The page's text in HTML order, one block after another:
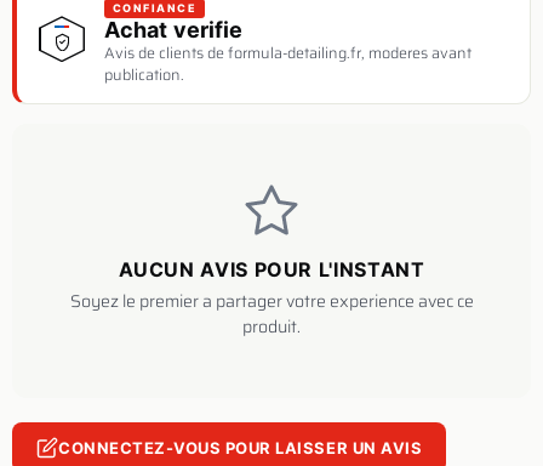
CONFIANCE
Achat verifie
Avis de clients de formula-detailing.fr, moderes avant
publication.
AUCUN AVIS POUR L'INSTANT
Soyez le premier a partager votre experience avec ce
produit.
CONNECTEZ-VOUS POUR LAISSER UN AVIS